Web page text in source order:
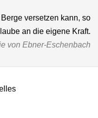
versetzen kann, so
an die eigene Kraft.
von Ebner-Eschenbach